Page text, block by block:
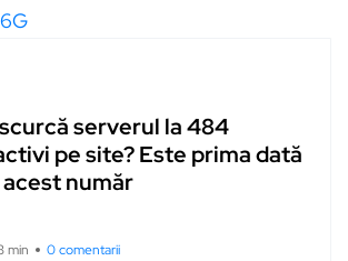
serverul la 484
pe site? Este prima dată
număr
min 0 comentarii